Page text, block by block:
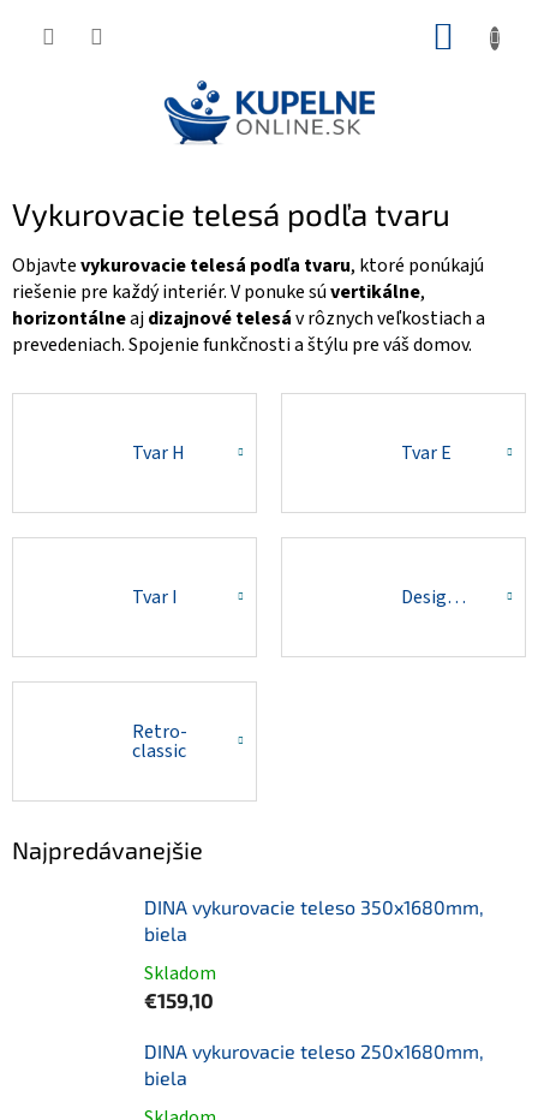
Vykurovacie telesá podľa tvaru
Objavtevykurovacie telesá podľa tvaru, ktoré ponúkajú
riešenie pre každý interiér. V ponuke súvertikálne,
horizontálneajdizajnové telesáv rôznych veľkostiach a
prevedeniach. Spojenie funkčnosti a štýlu pre váš domov.
Tvar H Tvar E
Tvar I Designová
Retro-
classic
Najpredávanejšie
DINA vykurovacie teleso 350x1680mm,
biela
Skladom
€159,10
DINA vykurovacie teleso 250x1680mm,
biela